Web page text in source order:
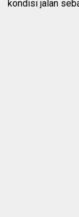
kondisi jalan